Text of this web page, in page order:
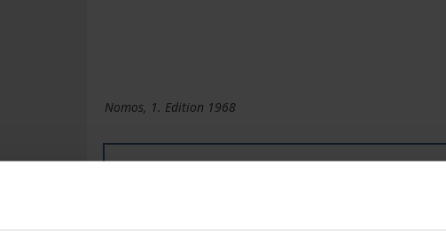
Nomos, 1. Edition 1968